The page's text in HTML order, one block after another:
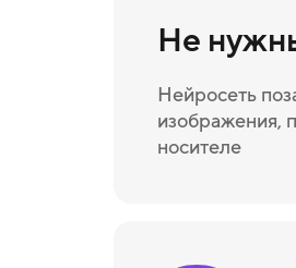
Не
Нейросеть
изображения,
носителе